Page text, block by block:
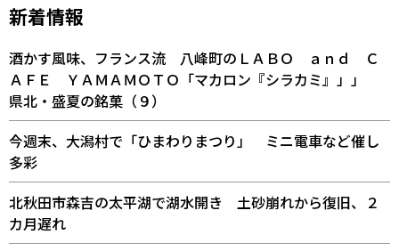
新着情報
酒かす風味、フランス流 八峰町のＬＡＢＯ ａｎｄ Ｃ
ＡＦＥ ＹＡＭＡＭＯＴＯ「マカロン『シラカミ』」」
県北・盛夏の銘菓（９）
今週末、大潟村で「ひまわりまつり」 ミニ電車など催し
多彩
北秋田市森吉の太平湖で湖水開き 土砂崩れから復旧、２
カ月遅れ